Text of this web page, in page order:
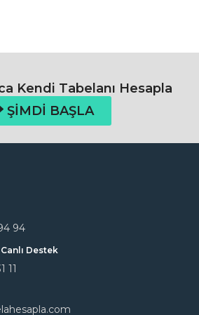
Kendi Tabelanı Hesapla
ŞIMDI BAŞLA
94
Destek
11